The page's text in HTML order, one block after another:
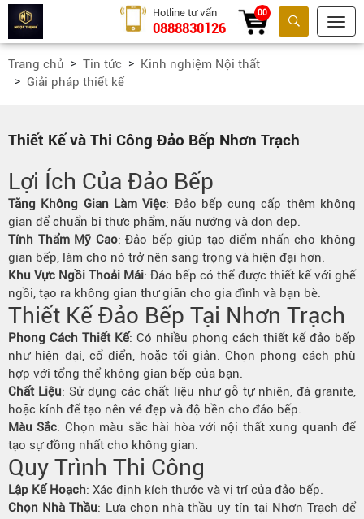
Tìm kiếm
Hotline tư vấn
0888830126
00
Trang chủ Tin tức
Kinh nghiệm Nội thất
Giải pháp thiết kế
Thiết Kế và Thi Công Đảo Bếp Nhơn Trạch
Lợi Ích Của Đảo Bếp
Tăng Không Gian Làm Việc: Đảo bếp cung cấp thêm không
gian để chuẩn bị thực phẩm, nấu nướng và dọn dẹp.
Tính Thẩm Mỹ Cao: Đảo bếp giúp tạo điểm nhấn cho không
gian bếp, làm cho nó trở nên sang trọng và hiện đại hơn.
Khu Vực Ngồi Thoải Mái: Đảo bếp có thể được thiết kế với ghế
ngồi, tạo ra không gian thư giãn cho gia đình và bạn bè.
Thiết Kế Đảo Bếp Tại Nhơn Trạch
Phong Cách Thiết Kế: Có nhiều phong cách thiết kế đảo bếp
như hiện đại, cổ điển, hoặc tối giản. Chọn phong cách phù
hợp với tổng thể không gian bếp của bạn.
Chất Liệu: Sử dụng các chất liệu như gỗ tự nhiên, đá granite,
hoặc kính để tạo nên vẻ đẹp và độ bền cho đảo bếp.
Màu Sắc: Chọn màu sắc hài hòa với nội thất xung quanh để
tạo sự đồng nhất cho không gian.
Quy Trình Thi Công
Lập Kế Hoạch: Xác định kích thước và vị trí của đảo bếp.
Chọn Nhà Thầu: Lựa chọn nhà thầu uy tín tại Nhơn Trạch để